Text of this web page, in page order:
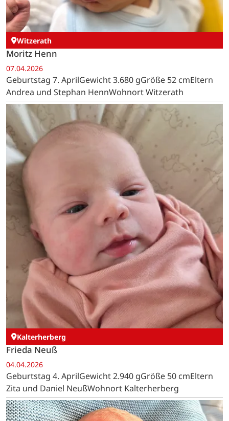
Witzerath
Moritz Henn
07.04.2026
Geburtstag 7. AprilGewicht 3.680 gGröße 52 cmEltern
Andrea und Stephan HennWohnort Witzerath
Kalterherberg
Frieda Neuß
04.04.2026
Geburtstag 4. AprilGewicht 2.940 gGröße 50 cmEltern
Zita und Daniel NeußWohnort Kalterherberg